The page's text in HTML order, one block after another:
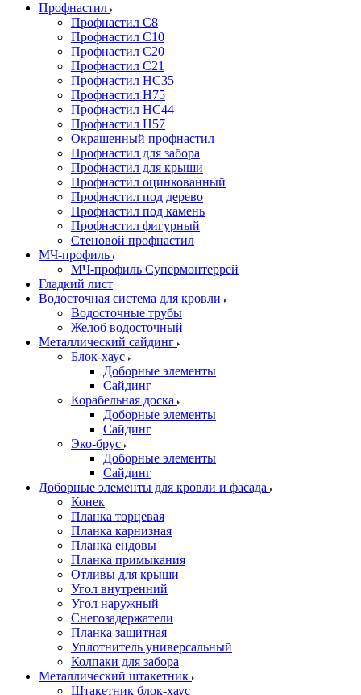
Профнастил
Профнастил С8
Профнастил С10
Профнастил С20
Профнастил С21
Профнастил НС35
Профнастил Н75
Профнастил HC44
Профнастил Н57
Окрашенный профнастил
Профнастил для забора
Профнастил для крыши
Профнастил оцинкованный
Профнастил под дерево
Профнастил под камень
Профнастил фигурный
Стеновой профнастил
МЧ-профиль
МЧ-профиль Супермонтеррей
Гладкий лист
Водосточная система для кровли
Водосточные трубы
Желоб водосточный
Металлический сайдинг
Блок-хаус
Доборные элементы
Сайдинг
Корабельная доска
Доборные элементы
Сайдинг
Эко-брус
Доборные элементы
Сайдинг
Доборные элементы для кровли и фасада
Конек
Планка торцевая
Планка карнизная
Планка ендовы
Планка примыкания
Отливы для крыши
Угол внутренний
Угол наружный
Снегозадержатели
Планка защитная
Уплотнитель универсальный
Колпаки для забора
Металлический штакетник
Штакетник блок-хаус